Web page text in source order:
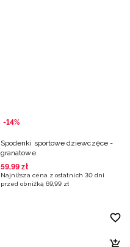
-14%
Spodenki sportowe dziewczęce -
granatowe
59,99 zł
Najniższa cena z ostatnich 30 dni
przed obniżką 69,99 zł